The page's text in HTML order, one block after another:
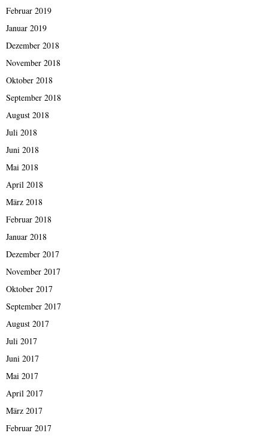
Februar 2019
Januar 2019
Dezember 2018
November 2018
Oktober 2018
September 2018
August 2018
Juli 2018
Juni 2018
Mai 2018
April 2018
März 2018
Februar 2018
Januar 2018
Dezember 2017
November 2017
Oktober 2017
September 2017
August 2017
Juli 2017
Juni 2017
Mai 2017
April 2017
März 2017
Februar 2017